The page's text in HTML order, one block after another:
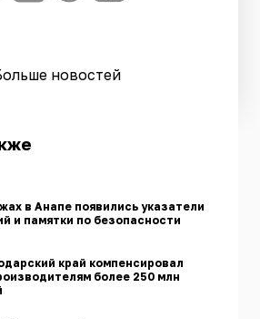
новостей
в Анапе появились указатели
и памятки по безопасности
край компенсировал
более 250 млн